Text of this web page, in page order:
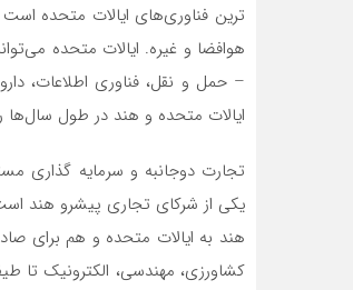
هوافضا و غیره. ایالات متحده
– حمل و نقل، فناوری اطلاعات،
ایالات متحده و هند در طول
تجارت دوجانبه و سرمایه گذاری
یکی از شرکای تجاری پیشرو هند
هند به ایالات متحده و هم برای
کشاورزی، مهندسی، الکترونیک تا